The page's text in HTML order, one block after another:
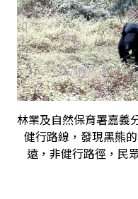
林業及自然保育署嘉義
健行路線，發現黑熊
遠，非健行路徑，民